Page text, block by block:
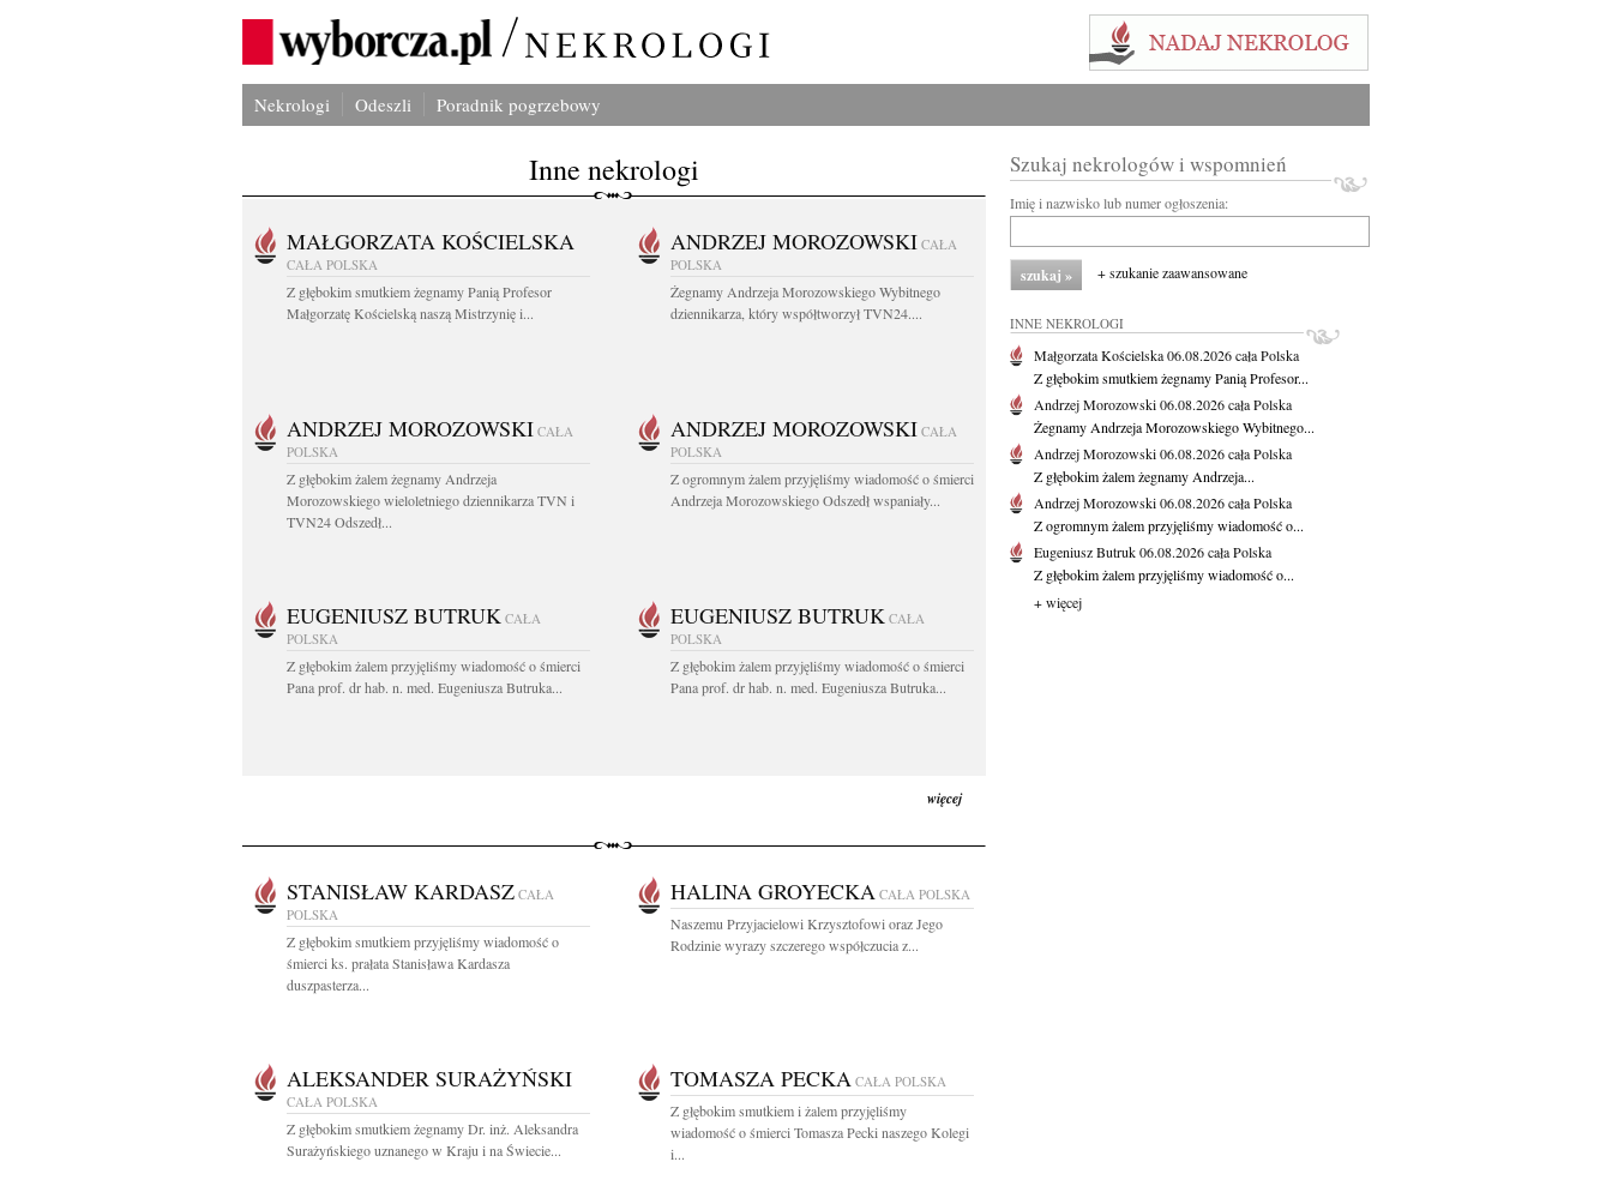
Nekrologi Odeszli Poradnik pogrzebowy
Inne nekrologi
MAŁGORZATA KOŚCIELSKA
CAŁA POLSKA
Z głębokim smutkiem żegnamy Panią Profesor
Małgorzatę Kościelską naszą Mistrzynię i...
ANDRZEJ MOROZOWSKI CAŁA
POLSKA
Żegnamy Andrzeja Morozowskiego Wybitnego
dziennikarza, który współtworzył TVN24....
ANDRZEJ MOROZOWSKI CAŁA
POLSKA
Z głębokim żalem żegnamy Andrzeja
Morozowskiego wieloletniego dziennikarza TVN i
TVN24 Odszedł...
ANDRZEJ MOROZOWSKI CAŁA
POLSKA
Z ogromnym żalem przyjęliśmy wiadomość o śmierci
Andrzeja Morozowskiego Odszedł wspaniały...
EUGENIUSZ BUTRUK CAŁA
POLSKA
Z głębokim żalem przyjęliśmy wiadomość o śmierci
Pana prof. dr hab. n. med. Eugeniusza Butruka...
EUGENIUSZ BUTRUK CAŁA
POLSKA
Z głębokim żalem przyjęliśmy wiadomość o śmierci
Pana prof. dr hab. n. med. Eugeniusza Butruka...
więcej
STANISŁAW KARDASZ CAŁA
POLSKA
Z głębokim smutkiem przyjęliśmy wiadomość o
śmierci ks. prałata Stanisława Kardasza
duszpasterza...
HALINA GROYECKA CAŁA POLSKA
Naszemu Przyjacielowi Krzysztofowi oraz Jego
Rodzinie wyrazy szczerego współczucia z...
ALEKSANDER SURAŻYŃSKI
CAŁA POLSKA
Z głębokim smutkiem żegnamy Dr. inż. Aleksandra
Surażyńskiego uznanego w Kraju i na Świecie...
TOMASZA PECKA CAŁA POLSKA
Z głębokim smutkiem i żalem przyjęliśmy
wiadomość o śmierci Tomasza Pecki naszego Kolegi
i...
Szukaj nekrologów i wspomnień
Imię i nazwisko lub numer ogłoszenia:
+ szukanie zaawansowane
INNE NEKROLOGI
Małgorzata Kościelska06.08.2026cała Polska
Z głębokim smutkiem żegnamy Panią Profesor...
Andrzej Morozowski06.08.2026cała Polska
Żegnamy Andrzeja Morozowskiego Wybitnego...
Andrzej Morozowski06.08.2026cała Polska
Z głębokim żalem żegnamy Andrzeja...
Andrzej Morozowski06.08.2026cała Polska
Z ogromnym żalem przyjęliśmy wiadomość o...
Eugeniusz Butruk06.08.2026cała Polska
Z głębokim żalem przyjęliśmy wiadomość o...
+ więcej